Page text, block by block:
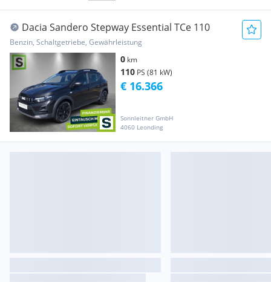
Dacia Sandero Stepway Essential TCe 110
Benzin, Schaltgetriebe, Gewährleistung
0 km
110 PS (81 kW)
Sonnleitner GmbH
4060 Leonding
€ 16.366